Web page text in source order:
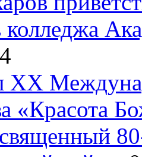
колледжа
XX
«Красота